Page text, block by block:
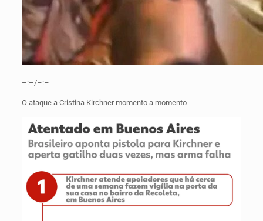
–:–/–:–
O ataque a Cristina Kirchner momento a momento